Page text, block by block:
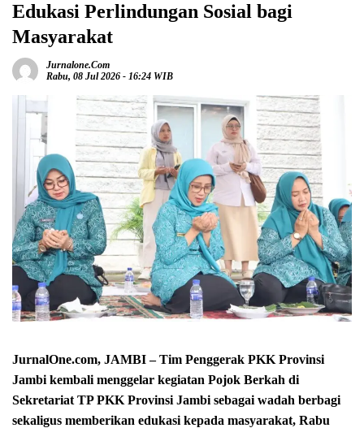
Edukasi Perlindungan Sosial bagi
Masyarakat
Jurnalone.com
Rabu, 08 Jul 2026 - 16:24 WIB
JurnalOne.com, JAMBI – Tim Penggerak PKK Provinsi
Jambi kembali menggelar kegiatan Pojok Berkah di
Sekretariat TP PKK Provinsi Jambi sebagai wadah berbagi
sekaligus memberikan edukasi kepada masyarakat, Rabu